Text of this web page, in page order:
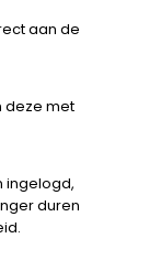
aan de
deze met
ingelogd,
duren